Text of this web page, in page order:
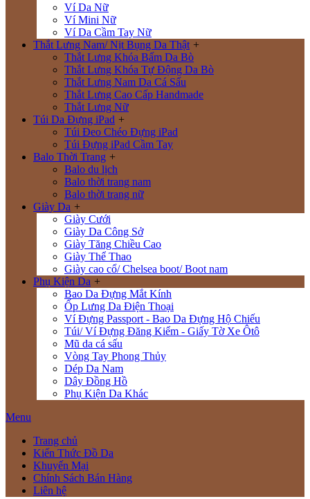
Ví Da Nữ
Ví Mini Nữ
Ví Da Cầm Tay Nữ
Thắt Lưng Nam/ Nịt Bụng Da Thật +
Thắt Lưng Khóa Bấm Da Bò
Thắt Lưng Khóa Tự Động Da Bò
Thắt Lưng Nam Da Cá Sấu
Thắt Lưng Cao Cấp Handmade
Thắt Lưng Nữ
Túi Da Đựng iPad +
Túi Đeo Chéo Đựng iPad
Túi Đựng iPad Cầm Tay
Balo Thời Trang +
Balo du lịch
Balo thời trang nam
Balo thời trang nữ
Giày Da +
Giày Cưới
Giày Da Công Sở
Giày Tăng Chiều Cao
Giày Thể Thao
Giày cao cổ/ Chelsea boot/ Boot nam
Phụ Kiện Da +
Bao Da Đựng Mắt Kính
Ốp Lưng Da Điện Thoại
Ví Đựng Passport - Bao Da Đựng Hộ Chiếu
Túi/ Ví Đựng Đăng Kiểm - Giấy Tờ Xe Ôtô
Mũ da cá sấu
Vòng Tay Phong Thủy
Dép Da Nam
Dây Đồng Hồ
Phụ Kiện Da Khác
Menu
Trang chủ
Kiến Thức Đồ Da
Khuyến Mại
Chính Sách Bán Hàng
Liên hệ